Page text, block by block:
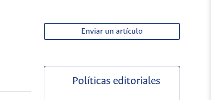
Enviar un artículo
Políticas editoriales